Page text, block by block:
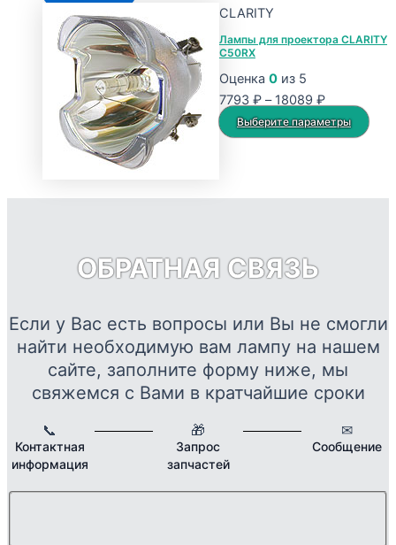
CLARITY
Лампы для проектора CLARITY
C50RX
Оценка 0 из 5
7793 ₽ – 18089 ₽Диапазон
цен:
7793 ₽
Выберите параметры
ОБРАТНАЯ СВЯЗЬ
Если у Вас есть вопросы или Вы не смогли
найти необходимую вам лампу на нашем
сайте, заполните форму ниже, мы
свяжемся с Вами в кратчайшие сроки
📞
Контактная
информация
🎁
Запрос
запчастей
✉
Сообщение